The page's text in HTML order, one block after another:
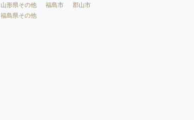
山形県その他
福島市
郡山市
福島県その他